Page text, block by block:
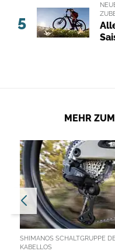
5
MEHR
SHIMANOS SCHALTGRUPPE
KABELLOS